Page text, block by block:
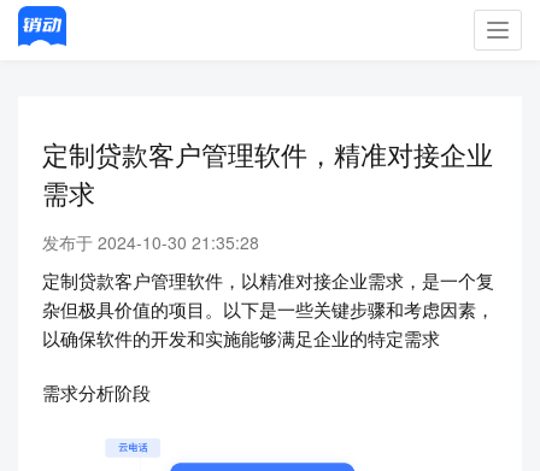
定制贷款客户管理软件，精准对接企业
需求
发布于 2024-10-30 21:35:28
定制贷款客户管理软件，以精准对接企业需求，是一个复
杂但极具价值的项目。以下是一些关键步骤和考虑因素，
以确保软件的开发和实施能够满足企业的特定需求
需求分析阶段